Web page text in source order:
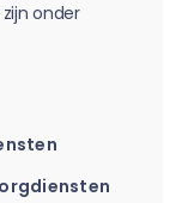
onder